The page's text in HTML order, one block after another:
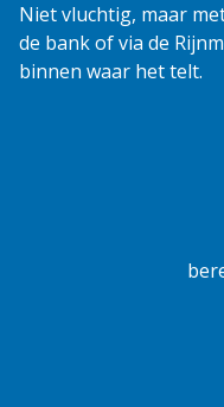
Niet vluchtig, maar
de bank of via de
binnen waar het telt.